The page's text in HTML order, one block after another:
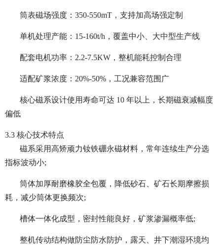
筒表磁场强度：350-550mT，支持加高场强定制
单机处理产能：15-160t/h，覆盖中小、大中型生产线
配套电机功率：2.2-7.5KW，整机能耗控制合理
适配矿浆浓度：20%-50%，工况兼容范围广
核心磁系设计使用寿命可达 10 年以上，长期磁衰减幅度
偏低
3.3 核心技术特点
磁系采用高矫顽力钕铁硼永磁材料，常年连续生产分选
指标波动小;
筒体加厚耐磨橡胶全包覆，降低砂石、矿石长期摩擦损
耗，减少筒体更换频次;
槽体一体化成型，密封性能良好，矿浆渗漏概率低;
整机传动结构做防尘防水防护，露天、井下潮湿环境均